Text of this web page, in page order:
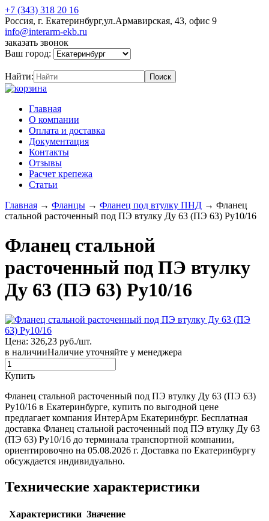
+7 (343) 318 20 16
Россия, г. Екатеринбург,ул.Армавирская, 43, офис 9
info@interarm-ekb.ru
заказать звонок
Ваш город:
Найти:
Главная
О компании
Оплата и доставка
Документация
Контакты
Отзывы
Расчет крепежа
Статьи
Главная → Фланцы → Фланец под втулку ПНД → Фланец
стальной расточенный под ПЭ втулку Ду 63 (ПЭ 63) Ру10/16
Фланец стальной
расточенный под ПЭ втулку
Ду 63 (ПЭ 63) Ру10/16
Цена: 326,23 руб./шт.
в наличииНаличие уточняйте у менеджера
Купить
Фланец стальной расточенный под ПЭ втулку Ду 63 (ПЭ 63)
Ру10/16 в Екатеринбурге, купить по выгодной цене
предлагает компания ИнтерАрм Екатеринбург. Бесплатная
доставка Фланец стальной расточенный под ПЭ втулку Ду 63
(ПЭ 63) Ру10/16 до терминала транспортной компании,
ориентировочно на 05.08.2026 г. Доставка по Екатеринбургу
обсуждается индивидуально.
Технические характеристики
Характеристики Значение